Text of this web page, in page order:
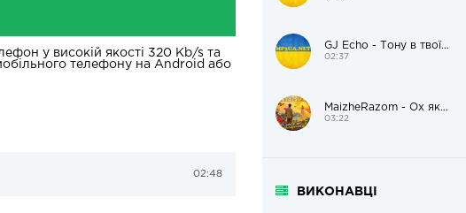
у високій якості 320 Kb/s та
телефону на Android або
02:48
GJ Echo - Тону в твоїх очах
02:37
MaizheRazom - Ох яка ж ти солоденька
03:22
ВИКОНАВЦІ